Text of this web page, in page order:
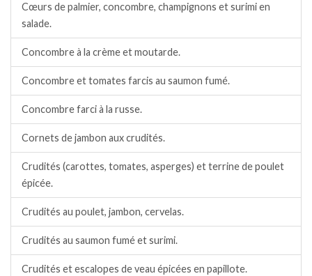
Cœurs de palmier, concombre, champignons et surimi en
salade.
Concombre à la crème et moutarde.
Concombre et tomates farcis au saumon fumé.
Concombre farci à la russe.
Cornets de jambon aux crudités.
Crudités (carottes, tomates, asperges) et terrine de poulet
épicée.
Crudités au poulet, jambon, cervelas.
Crudités au saumon fumé et surimi.
Crudités et escalopes de veau épicées en papillote.